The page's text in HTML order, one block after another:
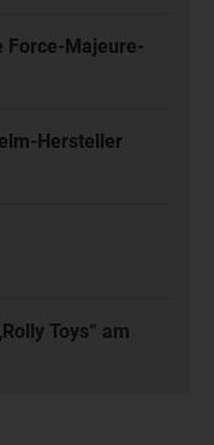
Force-Majeure-
Hersteller
Toys“ am